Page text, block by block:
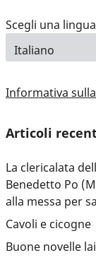
Scegli una lingua
Informativa
Articoli
La clericalata
Benedetto Po
alla messa per
Cavoli e cicogne
Buone novelle